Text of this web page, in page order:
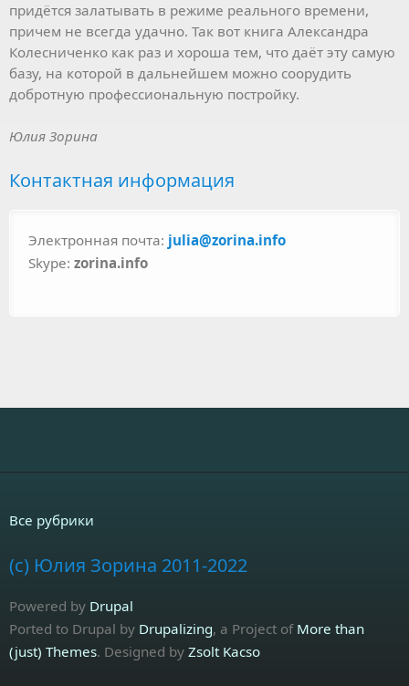
придётся залатывать в режиме реального времени,
причем не всегда удачно. Так вот книга Александра
Колесниченко как раз и хороша тем, что даёт эту самую
базу, на которой в дальнейшем можно соорудить
добротную профессиональную постройку.
Юлия Зорина
Контактная информация
Электронная почта: julia@zorina.info
Skype: zorina.info
Все рубрики
(c) Юлия Зорина 2011-2022
Powered by Drupal
Ported to Drupal by Drupalizing, a Project of More than
(just) Themes. Designed by Zsolt Kacso